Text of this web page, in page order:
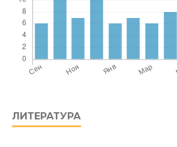
ЛИТЕРАТУРА